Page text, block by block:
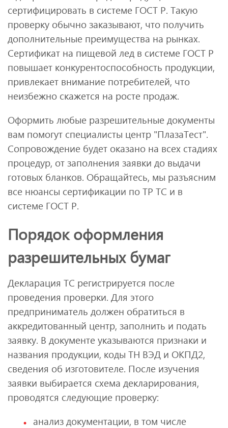
сертифицировать в системе ГОСТ Р. Такую
проверку обычно заказывают, что получить
дополнительные преимущества на рынках.
Сертификат на пищевой лед в системе ГОСТ Р
повышает конкурентоспособность продукции,
привлекает внимание потребителей, что
неизбежно скажется на росте продаж.
Оформить любые разрешительные документы
вам помогут специалисты центр "ПлазаТест".
Сопровождение будет оказано на всех стадиях
процедур, от заполнения заявки до выдачи
готовых бланков. Обращайтесь, мы разъясним
все нюансы сертификации по ТР ТС и в
системе ГОСТ Р.
Порядок оформления
разрешительных бумаг
Декларация ТС регистрируется после
проведения проверки. Для этого
предприниматель должен обратиться в
аккредитованный центр, заполнить и подать
заявку. В документе указываются признаки и
названия продукции, коды ТН ВЭД и ОКПД2,
сведения об изготовителе. После изучения
заявки выбирается схема декларирования,
проводятся следующие проверку:
анализ документации, в том числе